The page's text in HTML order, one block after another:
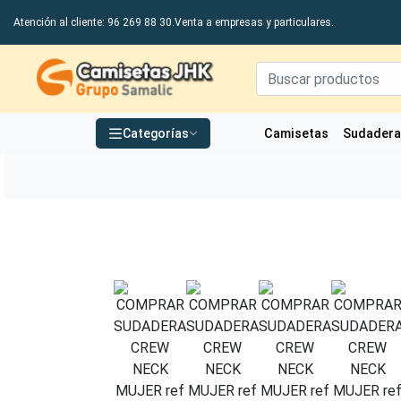
Atención al cliente: 96 269 88 30.Venta a empresas y particulares.
Grupo Samalic S.L
Categorías Camisetas